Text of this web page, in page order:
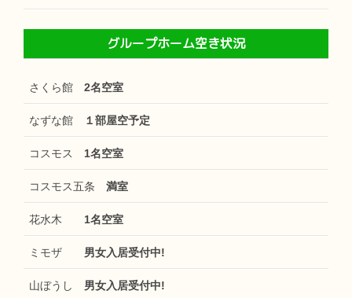
グループホーム空き状況
さくら館 2名空室
なずな館 １部屋空予定
コスモス 1名空室
コスモス五条 満室
花水木 1名空室
ミモザ 男女入居受付中!
山ぼうし 男女入居受付中!